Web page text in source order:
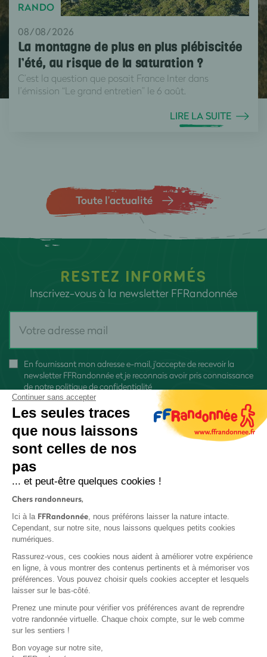
RANDO
08/08/2026
La montagne de plus en plus plébiscitée
l’été, au risque de la saturation ?
C’est la question que posait France Inter dans
l’émission “Le grand entretien” le 6 août.
LIRE LA SUITE
Toute l’actualité
RESTEZ INFORMÉS
Inscrivez-vous à la newsletter FFRandonnée
En fournissant mon adresse e-mail, j'accepte de recevoir la
newsletter FFRandonnée et je reconnais avoir pris connaissance
de notre politique de confidentialité
Protection des données
Politique de confidentialité
Continuer sans accepter
Les seules traces
que nous laissons
sont celles de nos
pas
... et peut-être quelques cookies !
Chers randonneurs,
Ici à la FFRandonnée, nous préférons laisser la nature intacte.
Cependant, sur notre site, nous laissons quelques petits cookies
numériques.
Rassurez-vous, ces cookies nous aident à améliorer votre expérience
en ligne, à vous montrer des contenus pertinents et à mémoriser vos
préférences. Vous pouvez choisir quels cookies accepter et lesquels
laisser sur le bas-côté.
Prenez une minute pour vérifier vos préférences avant de reprendre
votre randonnée virtuelle. Chaque choix compte, sur le web comme
sur les sentiers !
Bon voyage sur notre site,